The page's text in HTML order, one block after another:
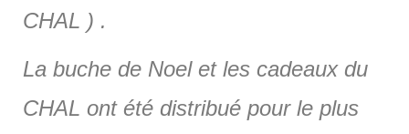
CHAL ) .
La buche de Noel et les cadeaux du
CHAL ont été distribué pour le plus